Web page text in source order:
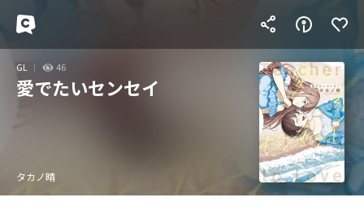
GL 46
愛でたいセンセイ
タカノ晴